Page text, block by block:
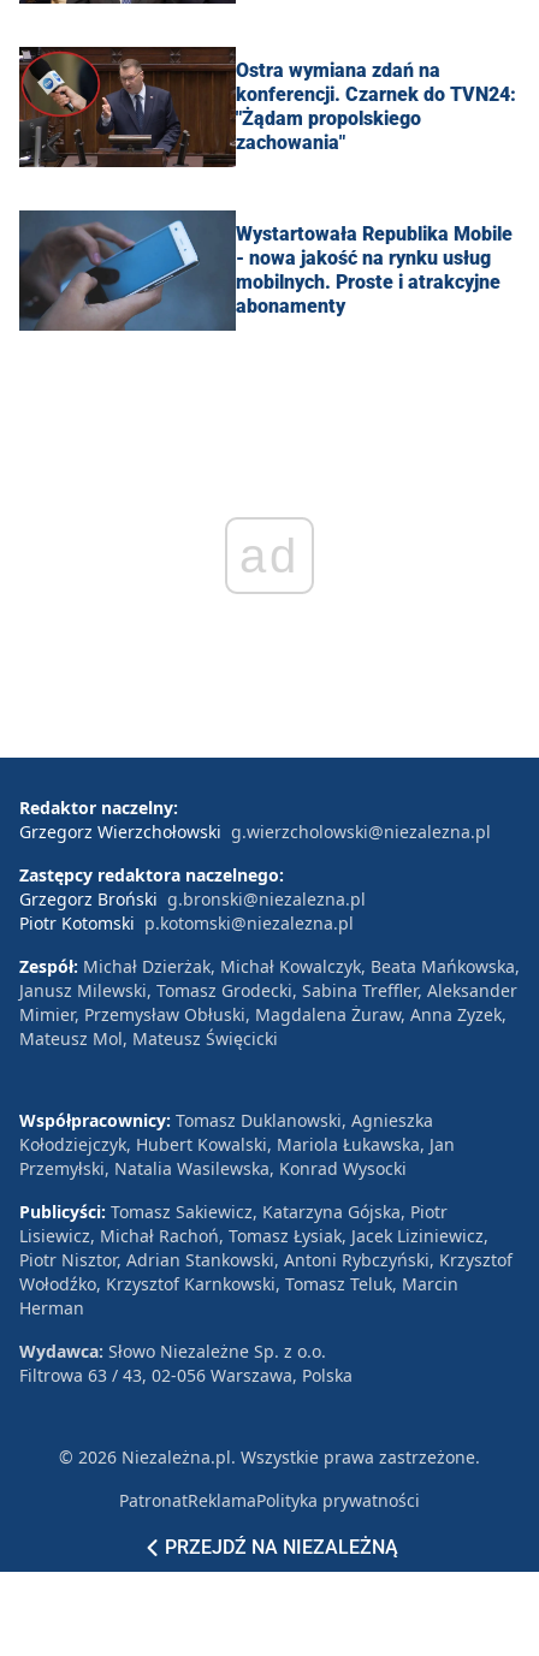
Ostra wymiana zdań na
konferencji. Czarnek do TVN24:
"Żądam propolskiego
zachowania"
Wystartowała Republika Mobile
- nowa jakość na rynku usług
mobilnych. Proste i atrakcyjne
abonamenty
ad
PRZEJDŹ NA NIEZALEŻNĄ
Redaktor naczelny:
Grzegorz Wierzchołowski g.wierzcholowski@niezalezna.pl
Zastępcy redaktora naczelnego:
Grzegorz Broński g.bronski@niezalezna.pl
Piotr Kotomski p.kotomski@niezalezna.pl
Zespół: Michał Dzierżak, Michał Kowalczyk, Beata Mańkowska,
Janusz Milewski, Tomasz Grodecki, Sabina Treffler, Aleksander
Mimier, Przemysław Obłuski, Magdalena Żuraw, Anna Zyzek,
Mateusz Mol, Mateusz Święcicki
Współpracownicy: Tomasz Duklanowski, Agnieszka
Kołodziejczyk, Hubert Kowalski, Mariola Łukawska, Jan
Przemyłski, Natalia Wasilewska, Konrad Wysocki
Publicyści: Tomasz Sakiewicz, Katarzyna Gójska, Piotr
Lisiewicz, Michał Rachoń, Tomasz Łysiak, Jacek Liziniewicz,
Piotr Nisztor, Adrian Stankowski, Antoni Rybczyński, Krzysztof
Wołodźko, Krzysztof Karnkowski, Tomasz Teluk, Marcin
Herman
Wydawca: Słowo Niezależne Sp. z o.o.
Filtrowa 63 / 43, 02-056 Warszawa, Polska
© 2026 Niezależna.pl. Wszystkie prawa zastrzeżone.
PatronatReklamaPolityka prywatności